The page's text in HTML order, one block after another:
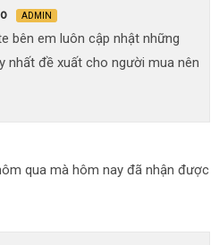
ADMIN
bên em luôn cập nhật những
nhất đề xuất cho người mua nên
qua mà hôm nay đã nhận được